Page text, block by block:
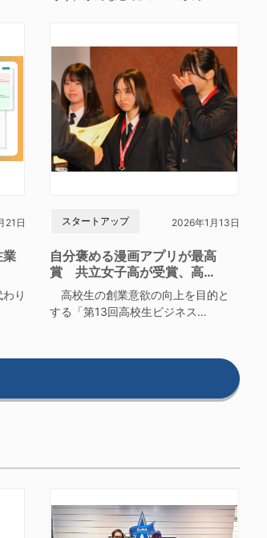
21日
業
り
スタートアップ 2026年1月13日
自分褒める漫画アプリが最高
賞 共立女子高が受賞、高…
高校生の創業意欲の向上を目的と
する「第13回高校生ビジネス…